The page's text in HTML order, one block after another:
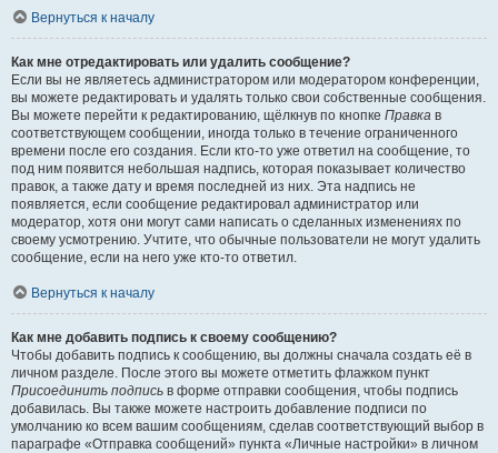
Вернуться к началу
Как мне отредактировать или удалить сообщение?
Если вы не являетесь администратором или модератором конференции,
вы можете редактировать и удалять только свои собственные сообщения.
Вы можете перейти к редактированию, щёлкнув по кнопке Правка в
соответствующем сообщении, иногда только в течение ограниченного
времени после его создания. Если кто-то уже ответил на сообщение, то
под ним появится небольшая надпись, которая показывает количество
правок, а также дату и время последней из них. Эта надпись не
появляется, если сообщение редактировал администратор или
модератор, хотя они могут сами написать о сделанных изменениях по
своему усмотрению. Учтите, что обычные пользователи не могут удалить
сообщение, если на него уже кто-то ответил.
Вернуться к началу
Как мне добавить подпись к своему сообщению?
Чтобы добавить подпись к сообщению, вы должны сначала создать её в
личном разделе. После этого вы можете отметить флажком пункт
Присоединить подпись в форме отправки сообщения, чтобы подпись
добавилась. Вы также можете настроить добавление подписи по
умолчанию ко всем вашим сообщениям, сделав соответствующий выбор в
параграфе «Отправка сообщений» пункта «Личные настройки» в личном